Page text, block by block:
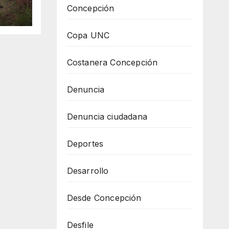
Concepción
Copa UNC
Costanera Concepción
Denuncia
Denuncia ciudadana
Deportes
Desarrollo
Desde Concepción
Desfile